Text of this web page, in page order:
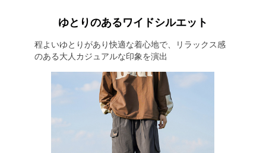
ゆとりのあるワイドシルエット
程よいゆとりがあり快適な着心地で、リラックス感
のある大人カジュアルな印象を演出